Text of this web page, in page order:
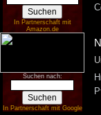
In Partnerschaft mit
Amazon.de
Suchen nach:
In Partnerschaft mit Google